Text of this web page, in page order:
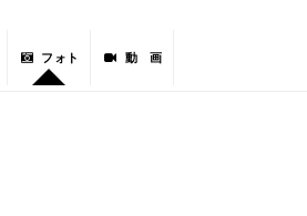
フォト 動 画